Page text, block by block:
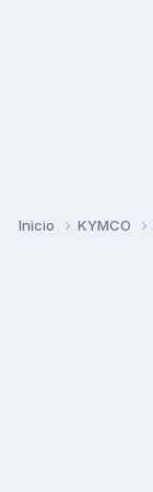
Inicio KYMCO